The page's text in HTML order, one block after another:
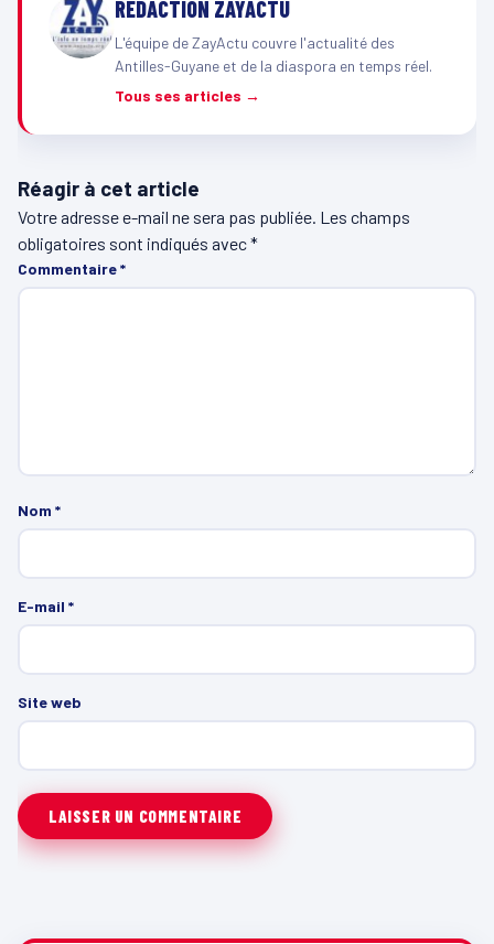
RÉDACTION ZAYACTU
L'équipe de ZayActu couvre l'actualité des
Antilles-Guyane et de la diaspora en temps réel.
Tous ses articles →
Réagir à cet article
Votre adresse e-mail ne sera pas publiée. Les champs
obligatoires sont indiqués avec*
Commentaire*
Nom *
E-mail *
Site web